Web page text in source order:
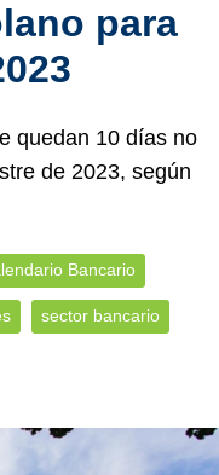
para
quedan 10 días no
de 2023, según
Bancario
sector bancario